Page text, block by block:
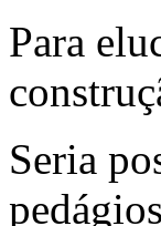
Para
Seria